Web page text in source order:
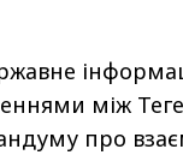
між
про